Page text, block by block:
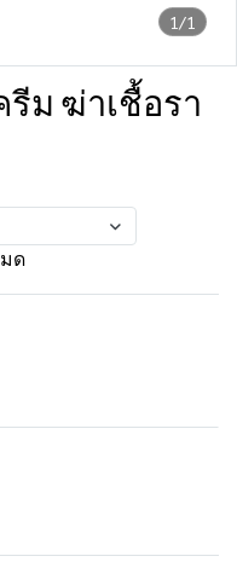
1/1
ครีม ฆ่าเชื้อรา
ด